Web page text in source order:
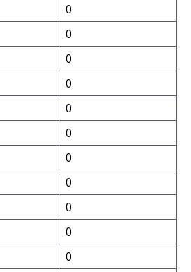
0
0
0
0
0
0
0
0
0
0
0